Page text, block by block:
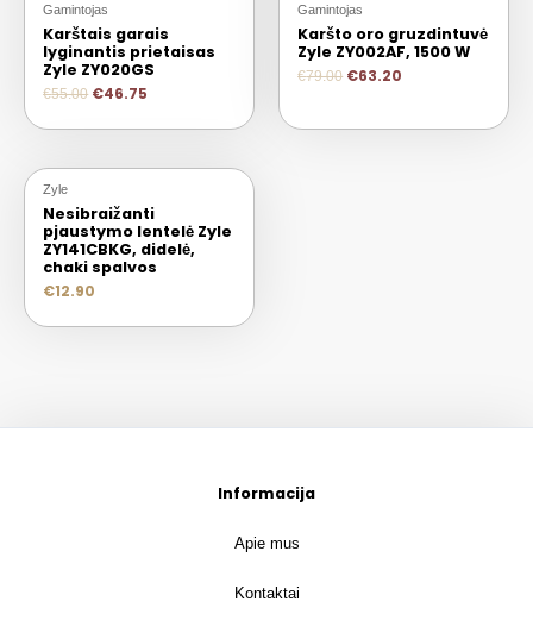
Gamintojas
Karštais garais
lyginantis prietaisas
Zyle ZY020GS
€55.00 €46.75
Gamintojas
Karšto oro gruzdintuvė
Zyle ZY002AF, 1500 W
€79.00 €63.20
Zyle
Nesibraižanti
pjaustymo lentelė Zyle
ZY141CBKG, didelė,
chaki spalvos
€12.90
Informacija
Apie mus
Kontaktai